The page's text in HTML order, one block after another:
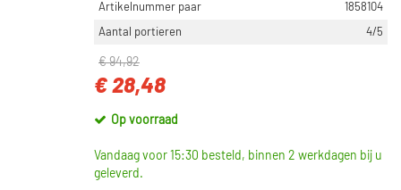
Artikelnummer paar
1858104
Aantal portieren
4/5
€ 94,92
€ 28,48
Op voorraad
Vandaag voor 15:30 besteld, binnen 2 werkdagen bij u
geleverd.